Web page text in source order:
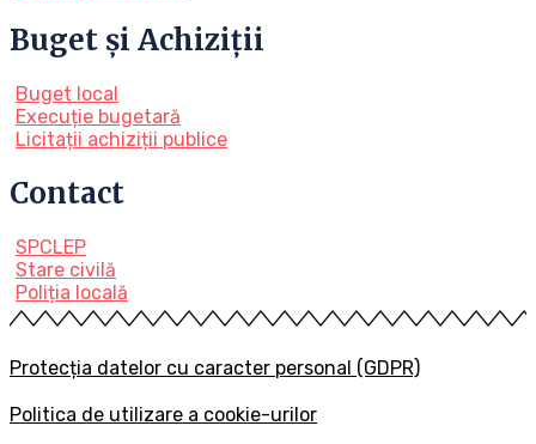
Buget și Achiziții
Buget local
Execuție bugetară
Licitații achiziții publice
Contact
SPCLEP
Stare civilă
Poliția locală
Protecția datelor cu caracter personal (GDPR)
Politica de utilizare a cookie-urilor